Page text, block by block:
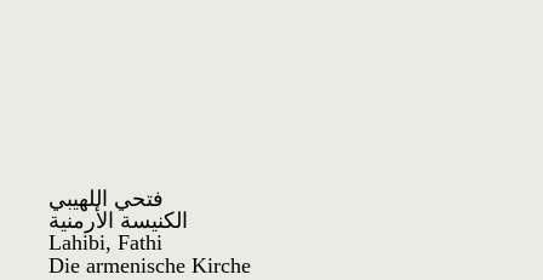
فتحي اللهيبي
الكنيسة الأرمنية
Lahibi, Fathi
Die armenische Kirche